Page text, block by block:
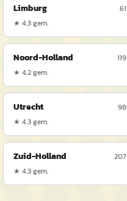
Limburg
61
★ 4.3gem.
Noord-Holland
119
★ 4.2gem.
Utrecht
98
★ 4.3gem.
Zuid-Holland
207
★ 4.3gem.